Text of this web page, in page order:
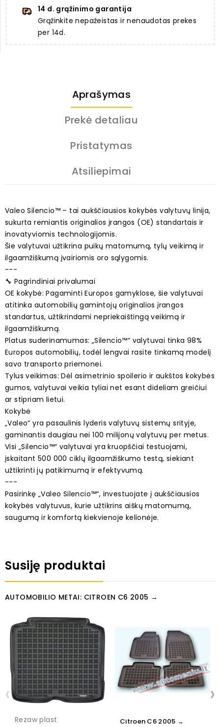
14 d. grąžinimo garantija
Grąžinkite nepažeistas ir nenaudotas prekes
per 14d.
Aprašymas
Prekė detaliau
Pristatymas
Atsiliepimai
Valeo Silencio™ – tai aukščiausios kokybės valytuvų linija,
sukurta remiantis originalios įrangos (OE) standartais ir
inovatyviomis technologijomis.
Šie valytuvai užtikrina puikų matomumą, tylų veikimą ir
ilgaamžiškumą įvairiomis oro sąlygomis.
---
🔧 Pagrindiniai privalumai
OE kokybė: Pagaminti Europos gamyklose, šie valytuvai
atitinka automobilių gamintojų originalios įrangos
standartus, užtikrindami nepriekaištingą veikimą ir
ilgaamžiškumą.
Platus suderinamumas: „Silencio™“ valytuvai tinka 98%
Europos automobilių, todėl lengvai rasite tinkamą modelį
savo transporto priemonei.
Tylus veikimas: Dėl asimetrinio spoilerio ir aukštos kokybės
gumos, valytuvai veikia tyliai net esant dideliam greičiui
ar stipriam lietui.
Kokybė
„Valeo“ yra pasaulinis lyderis valytuvų sistemų srityje,
gaminantis daugiau nei 100 milijonų valytuvų per metus.
Visi „Silencio™“ valytuvai yra kruopščiai testuojami,
įskaitant 500 000 ciklų ilgaamžiškumo testą, siekiant
užtikrinti jų patikimumą ir efektyvumą.
---
Pasirinkę „Valeo Silencio™“, investuojate į aukščiausios
kokybės valytuvus, kurie užtikrins aiškų matomumą,
saugumą ir komfortą kiekvienoje kelionėje.
Susiję produktai
AUTOMOBILIO METAI: CITROEN C6 2005 →
Rezaw plast
Citroen C6 2005 →
‹ ›